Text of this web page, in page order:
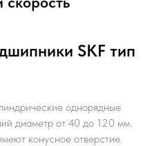
SKF тип
однорядные
диаметр от 40 до 120 мм.
конусное отверстие.